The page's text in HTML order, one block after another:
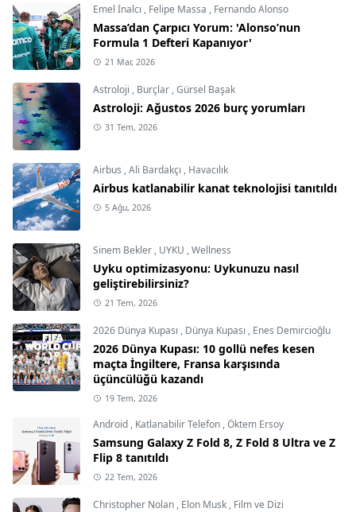
Emel İnalcı , Felipe Massa , Fernando Alonso
Massa’dan Çarpıcı Yorum: 'Alonso’nun
Formula 1 Defteri Kapanıyor'
21 Mar, 2026
Astroloji , Burçlar ,Gürsel Başak
Astroloji: Ağustos 2026 burç yorumları
31 Tem, 2026
Airbus ,Ali Bardakçı , Havacılık
Airbus katlanabilir kanat teknolojisi tanıtıldı
5 Ağu, 2026
Sinem Bekler , UYKU ,Wellness
Uyku optimizasyonu: Uykunuzu nasıl
geliştirebilirsiniz?
21 Tem, 2026
2026 Dünya Kupası , Dünya Kupası , Enes Demircioğlu
2026 Dünya Kupası: 10 gollü nefes kesen
maçta İngiltere, Fransa karşısında
üçüncülüğü kazandı
19 Tem, 2026
Android , Katlanabilir Telefon ,Öktem Ersoy
Samsung Galaxy Z Fold 8, Z Fold 8 Ultra ve Z
Flip 8 tanıtıldı
22 Tem, 2026
Christopher Nolan , Elon Musk , Film ve Dizi